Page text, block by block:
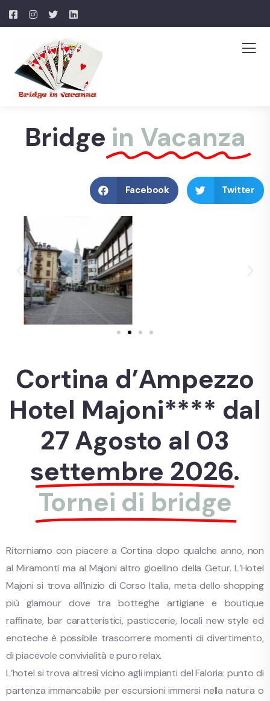
Bridge in Vacanza
Facebook Twitter
Cortina d’Ampezzo
Hotel Majoni**** dal
27 Agosto al 03
settembre 2026.
Tornei di bridge
Ritorniamo con piacere a Cortina dopo qualche anno, non
al Miramonti ma al Majoni altro gioellino della Getur. L’Hotel
Majoni si trova all’inizio di Corso Italia, meta dello shopping
più glamour dove tra botteghe artigiane e boutique
raffinate, bar caratteristici, pasticcerie, locali new style ed
enoteche è possibile trascorrere momenti di divertimento,
di piacevole convivialità e puro relax.
L’hotel si trova altresì vicino agli impianti del Faloria: punto di
partenza immancabile per escursioni immersi nella natura o